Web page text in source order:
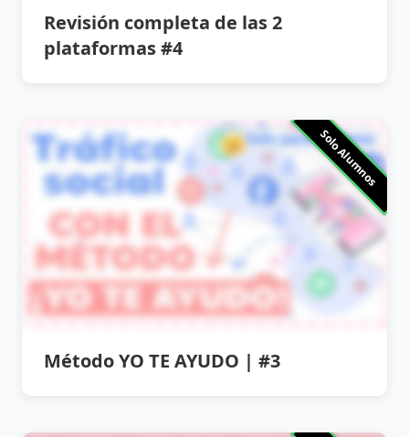
Revisión completa de las 2
plataformas #4
Solo Alumnos
Método YO TE AYUDO | #3